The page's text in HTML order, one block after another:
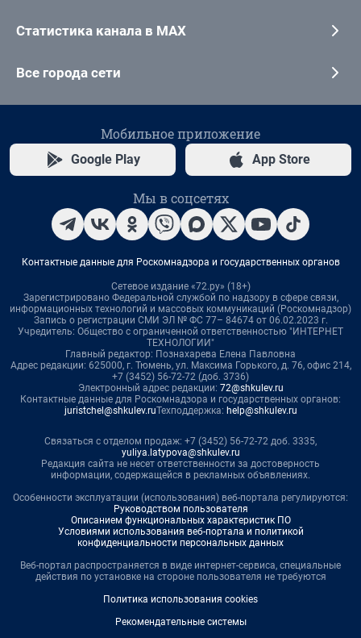
Статистика канала в MAX
Все города сети
Мобильное приложение
Google Play App Store
Мы в соцсетях
Контактные данные для Роскомнадзора и государственных органов
Сетевое издание «72.ру» (18+)
Зарегистрировано Федеральной службой по надзору в сфере связи,
информационных технологий и массовых коммуникаций (Роскомнадзор)
Запись о регистрации СМИ ЭЛ № ФС 77– 84674 от 06.02.2023 г.
Учредитель: Общество с ограниченной ответственностью "ИНТЕРНЕТ
ТЕХНОЛОГИИ"
Главный редактор: Познахарева Елена Павловна
Адрес редакции: 625000, г. Тюмень, ул. Максима Горького, д. 76, офис 214,
+7 (3452) 56-72-72 (доб. 3736)
Электронный адрес редакции: 72@shkulev.ru
Контактные данные для Роскомнадзора и государственных органов:
juristchel@shkulev.ruТехподдержка: help@shkulev.ru
Связаться с отделом продаж: +7 (3452) 56-72-72 доб. 3335,
yuliya.latypova@shkulev.ru
Редакция сайта не несет ответственности за достоверность
информации, содержащейся в рекламных объявлениях.
Особенности эксплуатации (использования) веб-портала регулируются:
Руководством пользователя
Описанием функциональных характеристик ПО
Условиями использования веб-портала и политикой
конфиденциальности персональных данных
Веб-портал распространяется в виде интернет-сервиса, специальные
действия по установке на стороне пользователя не требуются
Политика использования cookies
Рекомендательные системы